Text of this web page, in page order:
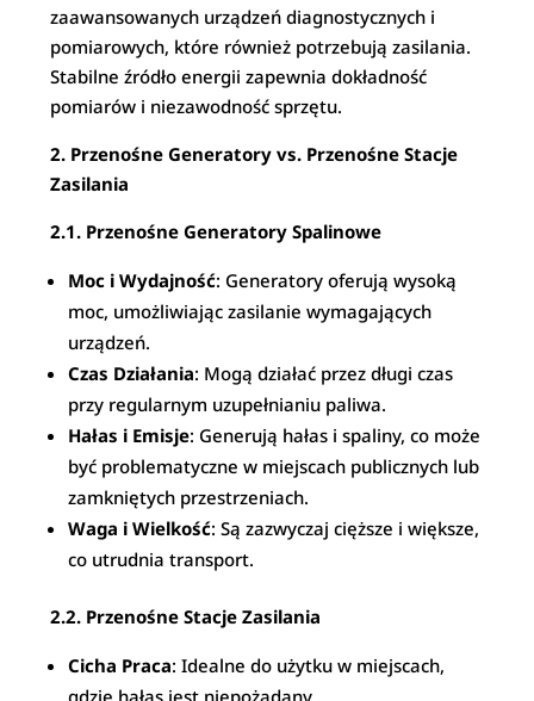
zaawansowanych urządzeń diagnostycznych i
pomiarowych, które również potrzebują zasilania.
Stabilne źródło energii zapewnia dokładność
pomiarów i niezawodność sprzętu.
2. Przenośne Generatory vs. Przenośne Stacje
Zasilania
2.1. Przenośne Generatory Spalinowe
Moc i Wydajność: Generatory oferują wysoką
moc, umożliwiając zasilanie wymagających
urządzeń.
Czas Działania: Mogą działać przez długi czas
przy regularnym uzupełnianiu paliwa.
Hałas i Emisje: Generują hałas i spaliny, co może
być problematyczne w miejscach publicznych lub
zamkniętych przestrzeniach.
Waga i Wielkość: Są zazwyczaj cięższe i większe,
co utrudnia transport.
2.2. Przenośne Stacje Zasilania
Cicha Praca: Idealne do użytku w miejscach,
gdzie hałas jest niepożądany.